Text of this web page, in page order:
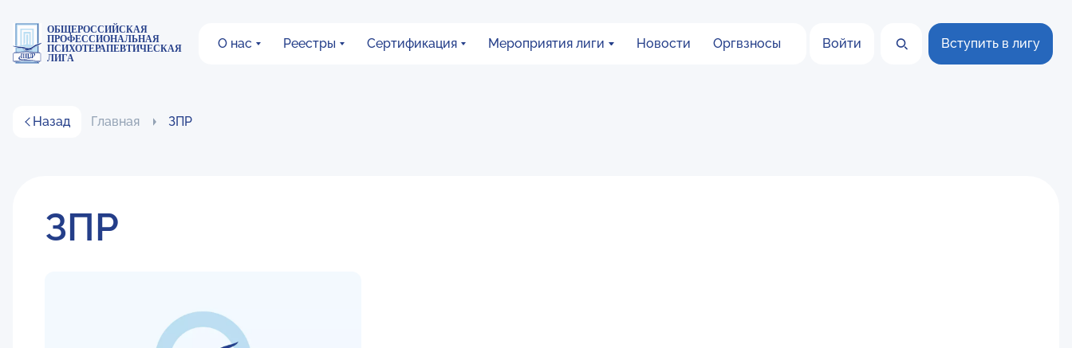
ОБЩЕРОССИЙСКАЯ
ПРОФЕССИОНАЛЬНАЯ
ПСИХОТЕРАПЕВТИЧЕСКАЯ
ЛИГА
О нас Реестры Сертификация Мероприятия лиги Новости Оргвзносы Войти Вступить в лигу
Назад Главная ЗПР
ЗПР